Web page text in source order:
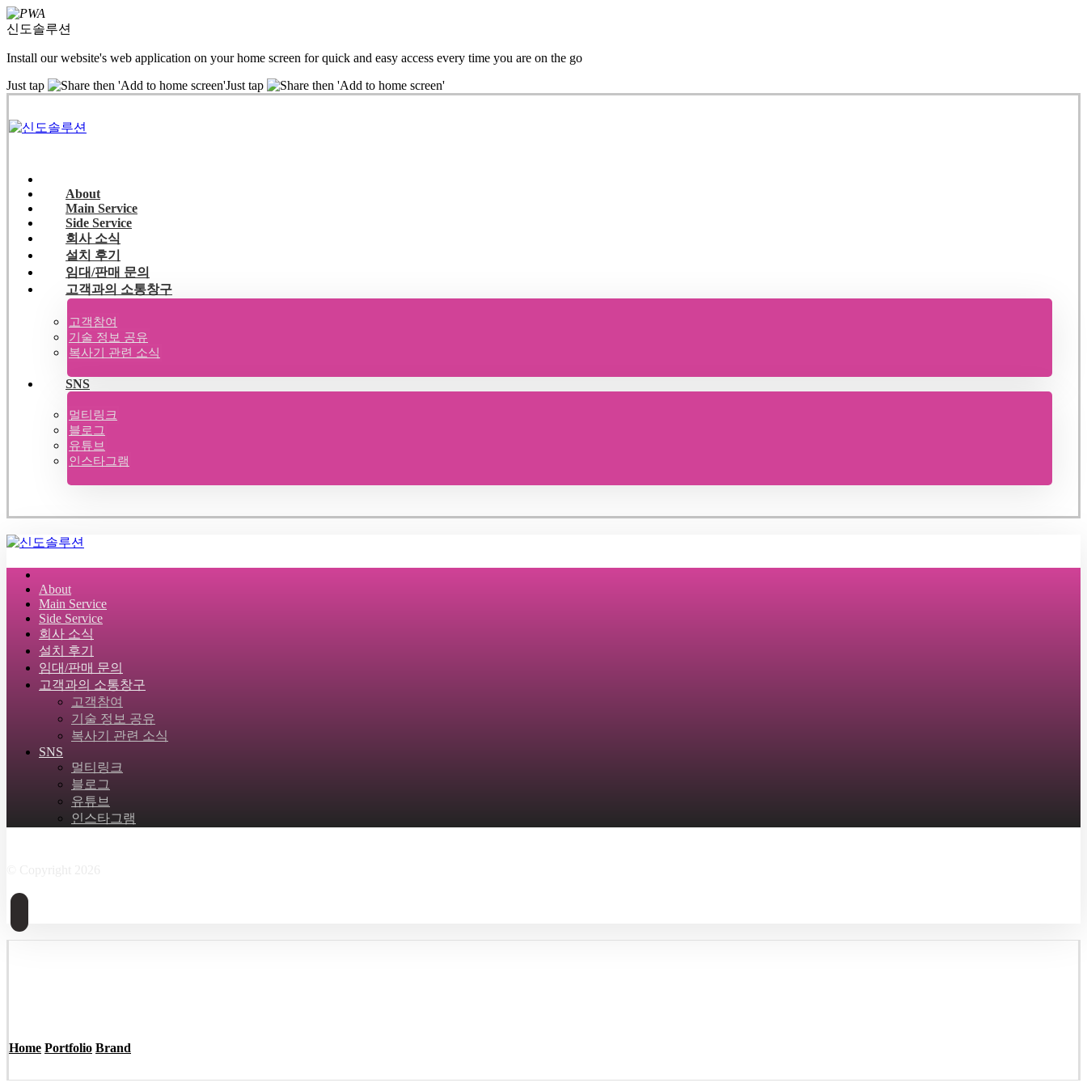
신도솔루션
Install our website's web application on your home screen for quick and easy access every time you are on the go
Just tap
then 'Add to home screen'Just tap then 'Add to home screen'
About
Main Service
Side Service
회사 소식
설치 후기
임대/판매 문의
고객과의 소통창구
고객참여
기술 정보 공유
복사기 관련 소식
SNS
멀티링크
블로그
유튜브
인스타그램
About
Main Service
Side Service
회사 소식
설치 후기
임대/판매 문의
고객과의 소통창구
고객참여
기술 정보 공유
복사기 관련 소식
SNS
멀티링크
블로그
유튜브
인스타그램
Home Portfolio Brand